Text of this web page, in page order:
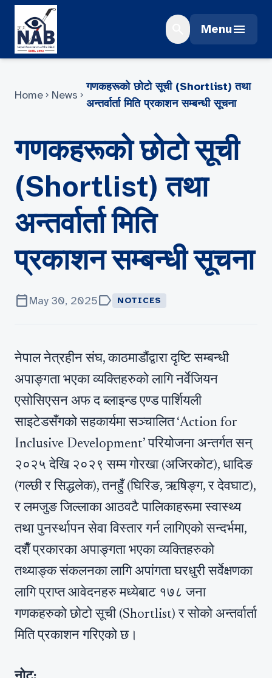
Skip
content
Menumenu
Home chevron_right News chevron_right
गणकहरूको छोटो सूची (Shortlist) तथा
अन्तर्वार्ता मिति प्रकाशन सम्बन्धी सूचना
गणकहरूको छोटो सूची
(Shortlist) तथा
अन्तर्वार्ता मिति
प्रकाशन सम्बन्धी सूचना
calendar_todayMay 30, 2025label NOTICES
नेपाल नेत्रहीन संघ, काठमाडौंद्वारा दृष्टि सम्बन्धी
अपाङ्गता भएका व्यक्तिहरुको लागि नर्वेजियन
एसोसिएसन अफ द ब्लाइन्ड एण्ड पार्शियली
साइटेडसँगको सहकार्यमा सञ्चालित ‘Action for
Inclusive Development’ परियोजना अन्तर्गत सन्
२०२५ देखि २०२९ सम्म गोरखा (अजिरकोट), धादिङ
(गल्छी र सिद्धलेक), तनहुँ (घिरिङ, ऋषिङ्ग, र देवघाट),
र लमजुङ जिल्लाका आठवटै पालिकाहरूमा स्वास्थ्य
तथा पुनर्स्थापन सेवा विस्तार गर्न लागिएको सन्दर्भमा,
दशैँ प्रकारका अपाङ्गता भएका व्यक्तिहरुको
तथ्याङ्क संकलनका लागि अपांगता घरधुरी सर्वेक्षणका
लागि प्राप्त आवेदनहरु मध्येबाट १७८ जना
गणकहरुको छोटो सूची (Shortlist) र सोको अन्तर्वार्ता
मिति प्रकाशन गरिएको छ।